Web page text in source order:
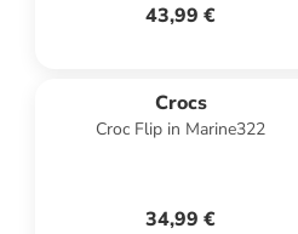
43,99 €
Crocs
Croc Flip in Marine322
34,99 €